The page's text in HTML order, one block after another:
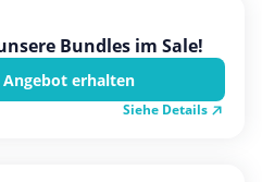
Bundles im Sale!
Angebot erhalten
Siehe Details